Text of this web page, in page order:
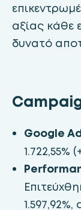
αξίας κάθε
δυνατό
Google
1.722,55%